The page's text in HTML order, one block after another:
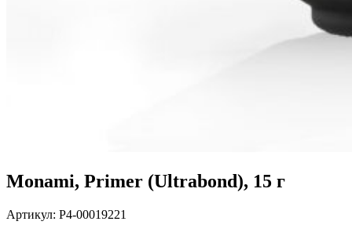
Monami, Primer (Ultrabond), 15 г
Артикул: P4-00019221